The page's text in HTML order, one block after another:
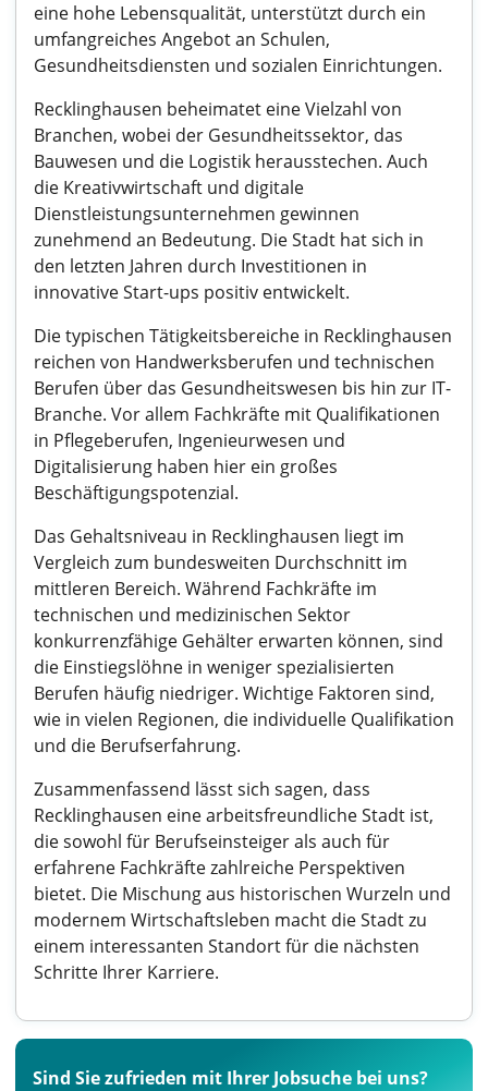
eine hohe Lebensqualität, unterstützt durch ein
umfangreiches Angebot an Schulen,
Gesundheitsdiensten und sozialen Einrichtungen.
Recklinghausen beheimatet eine Vielzahl von
Branchen, wobei der Gesundheitssektor, das
Bauwesen und die Logistik herausstechen. Auch
die Kreativwirtschaft und digitale
Dienstleistungsunternehmen gewinnen
zunehmend an Bedeutung. Die Stadt hat sich in
den letzten Jahren durch Investitionen in
innovative Start-ups positiv entwickelt.
Die typischen Tätigkeitsbereiche in Recklinghausen
reichen von Handwerksberufen und technischen
Berufen über das Gesundheitswesen bis hin zur IT-
Branche. Vor allem Fachkräfte mit Qualifikationen
in Pflegeberufen, Ingenieurwesen und
Digitalisierung haben hier ein großes
Beschäftigungspotenzial.
Das Gehaltsniveau in Recklinghausen liegt im
Vergleich zum bundesweiten Durchschnitt im
mittleren Bereich. Während Fachkräfte im
technischen und medizinischen Sektor
konkurrenzfähige Gehälter erwarten können, sind
die Einstiegslöhne in weniger spezialisierten
Berufen häufig niedriger. Wichtige Faktoren sind,
wie in vielen Regionen, die individuelle Qualifikation
und die Berufserfahrung.
Zusammenfassend lässt sich sagen, dass
Recklinghausen eine arbeitsfreundliche Stadt ist,
die sowohl für Berufseinsteiger als auch für
erfahrene Fachkräfte zahlreiche Perspektiven
bietet. Die Mischung aus historischen Wurzeln und
modernem Wirtschaftsleben macht die Stadt zu
einem interessanten Standort für die nächsten
Schritte Ihrer Karriere.
Sind Sie zufrieden mit Ihrer Jobsuche bei uns?